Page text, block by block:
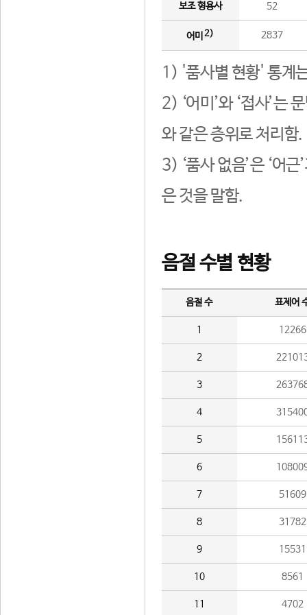
보조 형용사 52
어미 2) 2837
1) '품사별 현황' 통계
2) ‘어미’와 ‘접사’는
와 같은 층위로 처리함.
3) ‘품사 없음’은 ‘어
은 것을 말함.
음절 수별 현황
음절 수 표제어
1 12266
2
3
4
5
6
7 51609
8 31782
9 15531
10 8561
11 4702